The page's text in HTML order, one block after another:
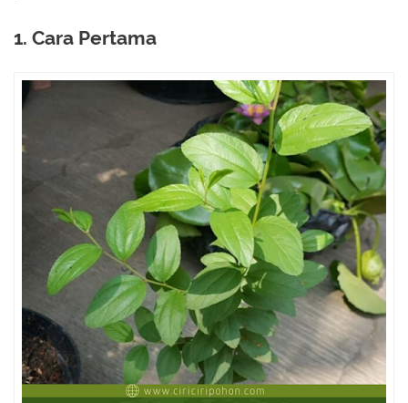
1. Cara Pertama